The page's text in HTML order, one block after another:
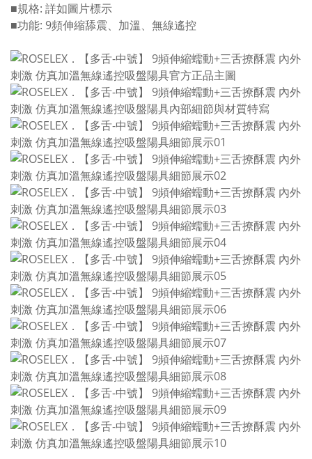
■規格: 詳如圖片標示
■功能: 9頻伸縮舔震、加溫、無線遙控